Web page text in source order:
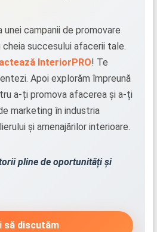
campanii de promovare
succesului afacerii tale.
InteriorPRO! Te
Apoi explorăm împreună
a-ți promova afacerea și a-ți
marketing în industria
și amenajărilor interioare.
pline de oportunități și
să discutăm